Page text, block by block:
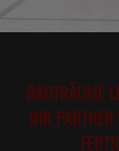
BADTRÄUME
IHR